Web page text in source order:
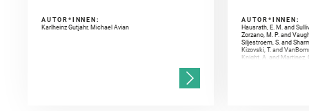
AUTOR*INNEN:
Karlheinz Gutjahr, Michael Avian
AUTOR*INNEN:
Hausrath, E. M. and
Zorzano, M. P. and
Siljestroem, S. and
Kizovski, T. and
Knight, A. and Martinez,